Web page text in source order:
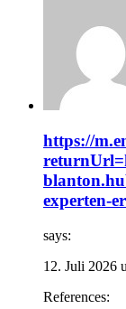
https://
experten-
says:
12. Juli 2026
References: